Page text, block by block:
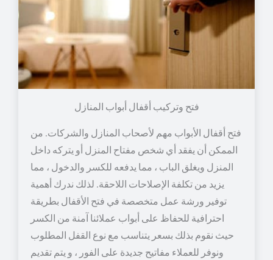
فتح وتركيب أقفال أبواب المنازل
فتح أقفال الأبواب مهم لأصحاب المنازل والشركات. من
الممكن أن يفقد أي شخص مفتاح المنزل أو يتركه داخل
المنزل ويغلق الباب ، مما يدفعه للكسر والدخول ، مما
يزيد من تكلفة الإصلاحات اللاحقة. لذلك ندرك أهمية
توفير ورشة عمل متخصصة في فتح الأقفال بطريقة
احترافية للحفاظ على أبواب عملائنا آمنة من الكسر
حيث نقوم بذلك بسعر يتناسب مع نوع القفل المطلوب
ونوفر للعملاء مفاتيح جديدة على الفور ، و يتم تقديم